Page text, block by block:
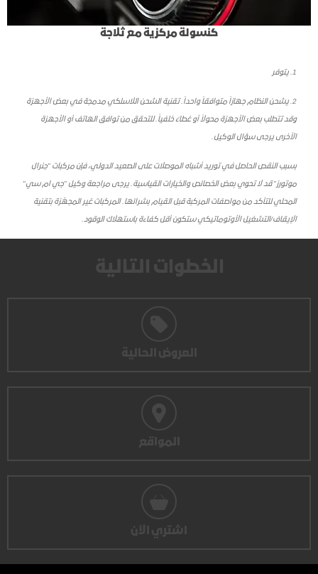
كنسولة مركزية مع ثلاجة
1. يتوفر
2. يشحن النظام جهازاً متوافقاً واحداً. تقنية الشحن اللاسلكي مدمجة في بعض الأجهزة
وقد تتطلب بعض الأجهزة محولاً أو غطاءً خلفياً. للتحقق من توافق الهاتف أو الأجهزة
الأخرى يرجى سؤال الوكيل.
بسبب النقص الحاصل في توريد أشباه الموصلات على الصعيد الدولي، فإن مركبات "جنرال
موتورز" قد لا تحوي بعض الخصائص والخيارات القياسية. يرجى مراجعة وكيل "جي ام سي"
المحلي للتأكد من مواصفات المركبة قبل القيام بشرائها. المركبات غير المجهّزة بتقنية
الإيقاف/التشغيل الأوتوماتيكي ستكون أقل كفاءة باستهلاك الوقود.
الخطوات التالية
العروض الحالية
المواقع